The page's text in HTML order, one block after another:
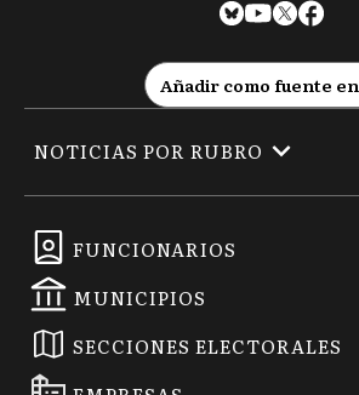
Añadir como fuente en
FUNCIONARIOS
MUNICIPIOS
SECCIONES ELECTORALES
NOTICIAS POR RUBRO